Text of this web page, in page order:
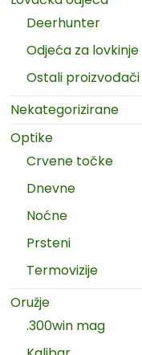
Deerhunter
Odjeća za lovkinje
Ostali proizvođači
Nekategorizirane
Optike
Crvene točke
Dnevne
Noćne
Prsteni
Termovizije
Oružje
.300win mag